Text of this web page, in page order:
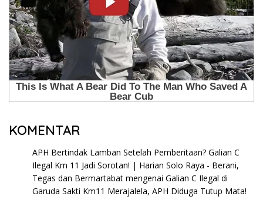
KOMENTAR
APH Bertindak Lamban Setelah Pemberitaan? Galian C
Ilegal Km 11 Jadi Sorotan! | Harian Solo Raya - Berani,
Tegas dan Bermartabat mengenai Galian C Ilegal di
Garuda Sakti Km11 Merajalela, APH Diduga Tutup Mata!